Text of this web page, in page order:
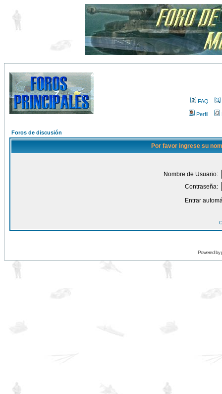
FAQ
Perfil
Foros de discusión
Por favor ingrese su
Nombre de Usuario:
Contraseña:
Entrar
Powered by